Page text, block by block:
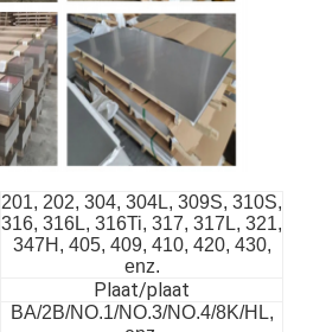
201, 202, 304, 304L, 309S, 310S,
316, 316L, 316Ti, 317, 317L, 321,
347H, 405, 409, 410, 420, 430,
enz.
Plaat/plaat
BA/2B/NO.1/NO.3/NO.4/8K/HL,